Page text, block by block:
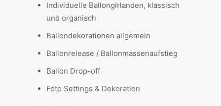
Individuelle Ballongirlanden, klassisch
und organisch
Ballondekorationen allgemein
Ballonrelease / Ballonmassenaufstieg
Ballon Drop-off
Foto Settings & Dekoration